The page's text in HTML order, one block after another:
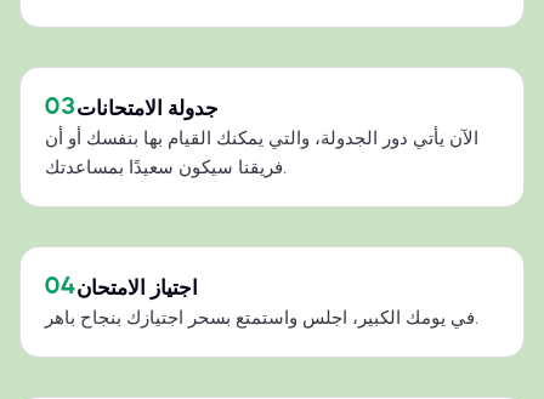
03جدولة الامتحانات
الآن يأتي دور الجدولة، والتي يمكنك القيام بها بنفسك أو أن
فريقنا سيكون سعيدًا بمساعدتك.
04اجتياز الامتحان
في يومك الكبير، اجلس واستمتع بسحر اجتيازك بنجاح باهر.